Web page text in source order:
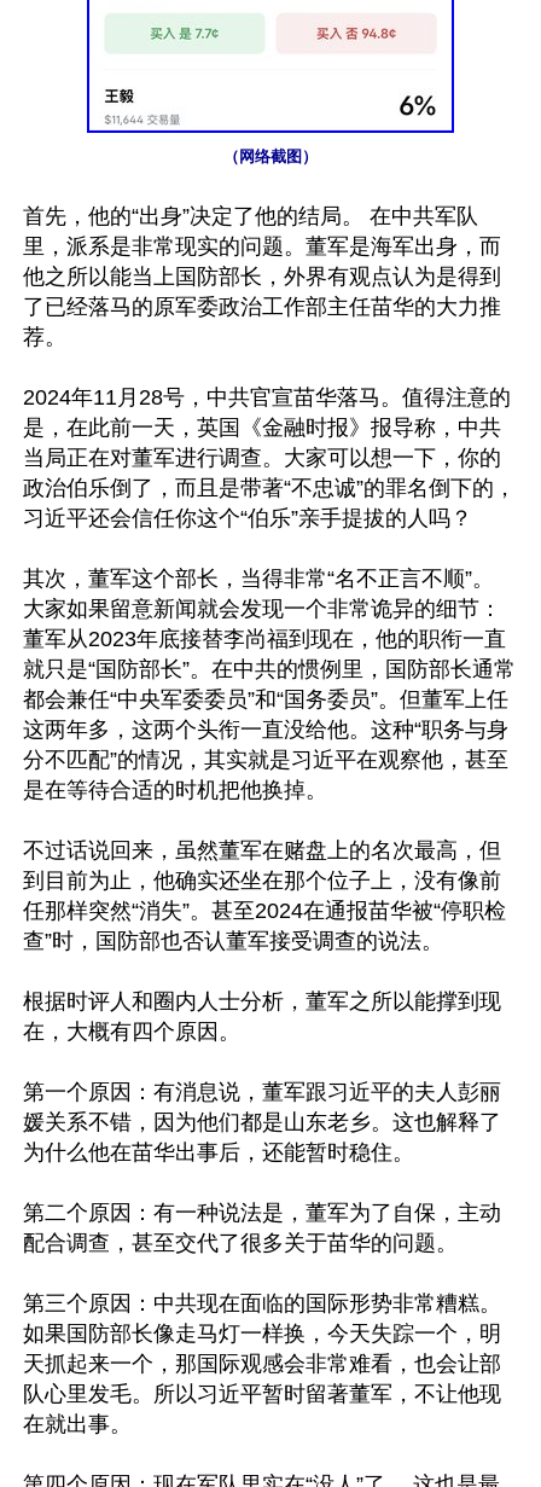
（网络截图）
首先，他的“出身”决定了他的结局。 在中共军队
里，派系是非常现实的问题。董军是海军出身，而
他之所以能当上国防部长，外界有观点认为是得到
了已经落马的原军委政治工作部主任苗华的大力推
荐。
2024年11月28号，中共官宣苗华落马。值得注意的
是，在此前一天，英国《金融时报》报导称，中共
当局正在对董军进行调查。大家可以想一下，你的
政治伯乐倒了，而且是带著“不忠诚”的罪名倒下的，
习近平还会信任你这个“伯乐”亲手提拔的人吗？
其次，董军这个部长，当得非常“名不正言不顺”。
大家如果留意新闻就会发现一个非常诡异的细节：
董军从2023年底接替李尚福到现在，他的职衔一直
就只是“国防部长”。在中共的惯例里，国防部长通常
都会兼任“中央军委委员”和“国务委员”。但董军上任
这两年多，这两个头衔一直没给他。这种“职务与身
分不匹配”的情况，其实就是习近平在观察他，甚至
是在等待合适的时机把他换掉。
不过话说回来，虽然董军在赌盘上的名次最高，但
到目前为止，他确实还坐在那个位子上，没有像前
任那样突然“消失”。甚至2024在通报苗华被“停职检
查”时，国防部也否认董军接受调查的说法。
根据时评人和圈内人士分析，董军之所以能撑到现
在，大概有四个原因。
第一个原因：有消息说，董军跟习近平的夫人彭丽
媛关系不错，因为他们都是山东老乡。这也解释了
为什么他在苗华出事后，还能暂时稳住。
第二个原因：有一种说法是，董军为了自保，主动
配合调查，甚至交代了很多关于苗华的问题。
第三个原因：中共现在面临的国际形势非常糟糕。
如果国防部长像走马灯一样换，今天失踪一个，明
天抓起来一个，那国际观感会非常难看，也会让部
队心里发毛。所以习近平暂时留著董军，不让他现
在就出事。